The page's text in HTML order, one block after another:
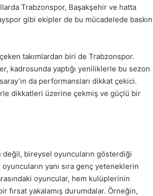
Trabzonspor, Başakşehir ve hatta
gibi ekipler de bu mücadelede baskın
takımlardan biri de Trabzonspor.
kadrosunda yaptığı yeniliklerle bu sezon
da performansları dikkat çekici.
dikkatleri üzerine çekmiş ve güçlü bir
değil, bireysel oyuncuların gösterdiği
yanı sıra genç yeteneklerin
oyuncular, hem kulüplerinin
fırsat yakalamış durumdalar. Örneğin,